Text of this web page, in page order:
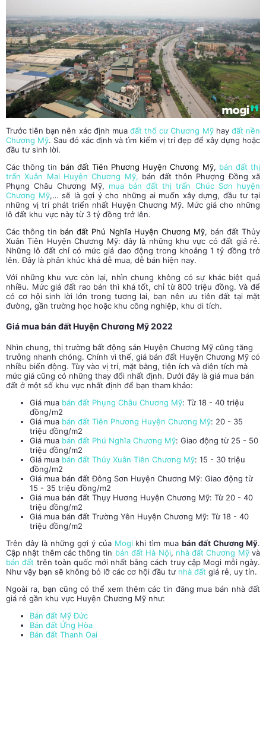
Trước tiên bạn nên xác định mua đất thổ cư Chương Mỹ hay đất nền
Chương Mỹ. Sau đó xác định và tìm kiếm vị trí đẹp để xây dựng hoặc
đầu tư sinh lời.
Các thông tin bán đất Tiên Phương Huyện Chương Mỹ, bán đất thị
trấn Xuân Mai Huyện Chương Mỹ, bán đất thôn Phượng Đồng xã
Phụng Châu Chương Mỹ, mua bán đất thị trấn Chúc Sơn huyện
Chương Mỹ,… sẽ là gợi ý cho những ai muốn xây dựng, đầu tư tại
những vị trí phát triển nhất Huyện Chương Mỹ. Mức giá cho những
lô đất khu vực này từ 3 tỷ đồng trở lên.
Các thông tin bán đất Phú Nghĩa Huyện Chương Mỹ, bán đất Thủy
Xuân Tiên Huyện Chương Mỹ: đây là những khu vực có đất giá rẻ.
Những lô đất chỉ có mức giá dao động trong khoảng 1 tỷ đồng trở
lên. Đây là phân khúc khá dễ mua, dễ bán hiện nay.
Với những khu vực còn lại, nhìn chung không có sự khác biệt quá
nhiều. Mức giá đất rao bán thì khá tốt, chỉ từ 800 triệu đồng. Và để
có cơ hội sinh lời lớn trong tương lai, bạn nên ưu tiên đất tại mặt
đường, gần trường học hoặc khu công nghiệp, khu di tích.
Giá mua bán đất Huyện Chương Mỹ 2022
Nhìn chung, thị trường bất động sản Huyện Chương Mỹ cũng tăng
trưởng nhanh chóng. Chính vì thế, giá bán đất Huyện Chương Mỹ có
nhiều biến động. Tùy vào vị trí, mặt bằng, tiện ích và diện tích mà
mức giá cũng có những thay đổi nhất định. Dưới đây là giá mua bán
đất ở một số khu vực nhất định để bạn tham khảo:
Giá mua bán đất Phụng Châu Chương Mỹ: Từ 18 - 40 triệu
đồng/m2
Giá mua bán đất Tiên Phương Huyện Chương Mỹ: 20 - 35
triệu đồng/m2
Giá mua bán đất Phú Nghĩa Chương Mỹ: Giao động từ 25 - 50
triệu đồng/m2
Giá mua bán đất Thủy Xuân Tiên Chương Mỹ: 15 - 30 triệu
đồng/m2
Giá mua bán đất Đông Sơn Huyện Chương Mỹ: Giao động từ
15 - 35 triệu đồng/m2
Giá mua bán đất Thụy Hương Huyện Chương Mỹ: Từ 20 - 40
triệu đồng/m2
Giá mua bán đất Trường Yên Huyện Chương Mỹ: Từ 18 - 40
triệu đồng/m2
Trên đây là những gợi ý của Mogikhi tìm muabán đấtChương Mỹ.
Cập nhật thêm các thông tin bán đất Hà Nội, nhà đất Chương Mỹvà
bán đất trên toàn quốc mới nhất bằng cách truy cập Mogi mỗi ngày.
Như vậy bạn sẽ không bỏ lỡ các cơ hội đầu tư nhà đất giá rẻ, uy tín.
Ngoài ra, bạn cũng có thể xem thêm các tin đăng mua bán nhà đất
giá rẻ gần khu vực Huyện Chương Mỹ như:
Bán đất Mỹ Đức
Bán đất Ứng Hòa
Bán đất Thanh Oai